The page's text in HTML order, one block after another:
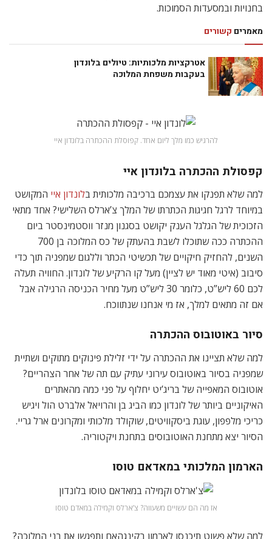
בחנויות ובמסעדות הסמוכות.
מאמרים קשורים
אטרקציות מלכותיות: טיולים בלונדון
בעקבות משפחת המלוכה
להרגיש כמו מלך ליום אחד. קפוסלת ההכתרה בלונדון איי
קפסולת ההכתרה בלונדון איי
למה שלא תפנקו את עצמכם ברכיבה מלכותית בלונדון איי המקושט
במיוחד לרגל חגיגות הכתרתו של המלך צ’ארלס השלישי? אחד מתאי
הזכוכית של הגלגל הענק יקושט בסגנון מנזר ווסטמינסטר ביום
ההכתרה ככה שתוכלו לשבת בהעתק של כס המלוכה בן 700
השנים, להחזיק חיקויים של תכשיטי הכתר וללגום שמפניה תוך כדי
סיבוב (איטי מאוד יש לציין) מעל קו הרקיע של לונדון. החוויה תעלה
לכם 60 ליש”ט, כלומר 30 ליש”ט מעל מחיר הכניסה הרגילה אבל
אם זה מתאים למלך, אז מי אנחנו שנתווכח.
סיור באוטובוס ההכתרה
למה שלא תציינו את ההכתרה על ידי זלילת פינוקים מתוקים ושתיית
שמפניה בסיור באוטובוס עירוני עתיק עם תה של אחר הצהריים?
אוטובוס המאפייה של בריג’יט יחלוף על פני כמה מהאתרים
האיקוניים ביותר של לונדון כמו הביג בן והרויאל אלברט הול ויגיש
כריכי מלפפון, עוגת ביסקוויטים, שוקולד מלכותי ומקרונים ארל גריי.
הסיור יצא מתחנת האוטובוסים בתחנת ויקטוריה.
הארמון המלכותי במאדאם טוסו
אז מה הם עשויים משעווה? צ’ארלס וקמילה במאדם טוסו
למה שלא פשוט תיכנסו לארמון בקינגהאם ותפגשו את בני המלוכה?